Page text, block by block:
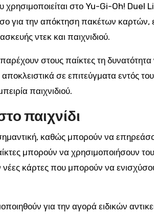
χρησιμοποιείται στο Yu-Gi-Oh! Duel
για την απόκτηση πακέτων καρτών,
ντεκ και παιχνιδιού.
παρέχουν στους παίκτες τη
σε επιτεύγματα εντός
παιχνιδιού.
παιχνίδι
καθώς μπορούν να
μπορούν να χρησιμοποιήσουν
κάρτες που μπορούν να
για την αγορά ειδικών